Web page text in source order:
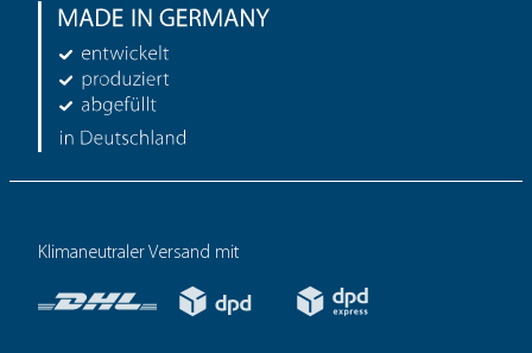
Klimaneutraler Versand mit